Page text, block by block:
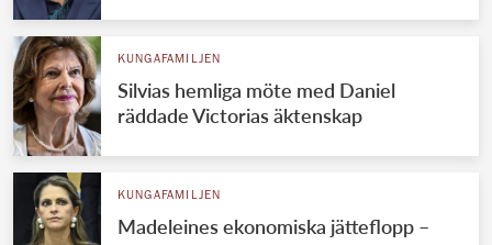
KUNGAFAMILJEN
Silvias hemliga möte med Daniel
räddade Victorias äktenskap
KUNGAFAMILJEN
Madeleines ekonomiska jätteflopp –